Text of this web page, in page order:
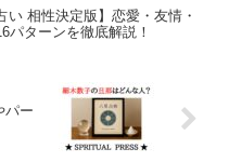
い 相性決定版】恋愛・友情・
パターンを徹底解説！
パー